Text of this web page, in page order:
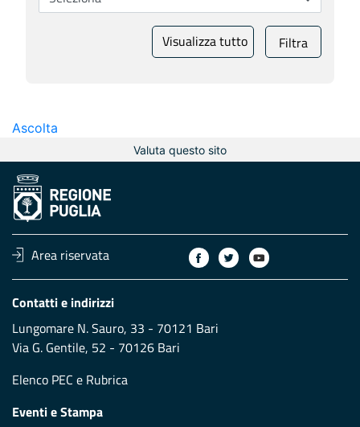
Visualizza tutto Filtra
Ascolta
Valuta questo sito
Area riservata
Contatti e indirizzi
Lungomare N. Sauro, 33 - 70121 Bari
Via G. Gentile, 52 - 70126 Bari
Elenco PEC e Rubrica
Eventi e Stampa